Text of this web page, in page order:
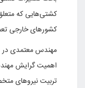
کشتی‌هایی که
کشورهای خارجی
مهندس معتمدی در
اهمیت گرایش
تربیت نیروهای